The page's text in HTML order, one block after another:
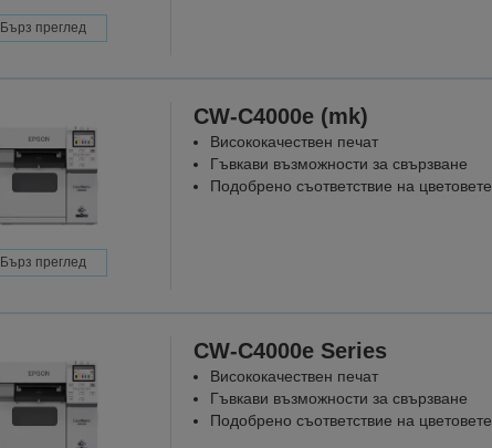
Бърз преглед
Бърз преглед
CW-C4000e (mk)
Висококачествен печат
Гъвкави възможности за свързване
Подобрено съответствие на цветовете
CW-C4000e Series
Висококачествен печат
Гъвкави възможности за свързване
Подобрено съответствие на цветовете